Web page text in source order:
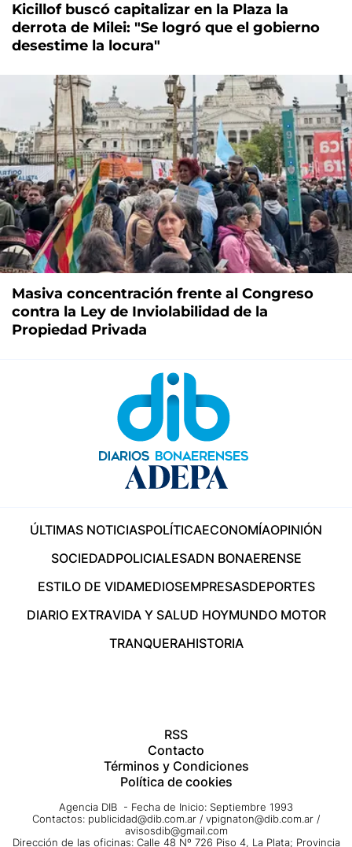
Kicillof buscó capitalizar en la Plaza la
derrota de Milei: "Se logró que el gobierno
desestime la locura"
Masiva concentración frente al Congreso
contra la Ley de Inviolabilidad de la
Propiedad Privada
ÚLTIMAS NOTICIASPOLÍTICAECONOMÍAOPINIÓN
SOCIEDADPOLICIALESADN BONAERENSE
ESTILO DE VIDAMEDIOSEMPRESASDEPORTES
DIARIO EXTRAVIDA Y SALUD HOYMUNDO MOTOR
TRANQUERAHISTORIA
RSS
Contacto
Términos y Condiciones
Política de cookies
Agencia DIB - Fecha de Inicio: Septiembre 1993
Contactos: publicidad@dib.com.ar / vpignaton@dib.com.ar /
avisosdib@gmail.com
Dirección de las oficinas: Calle 48 Nº 726 Piso 4, La Plata; Provincia